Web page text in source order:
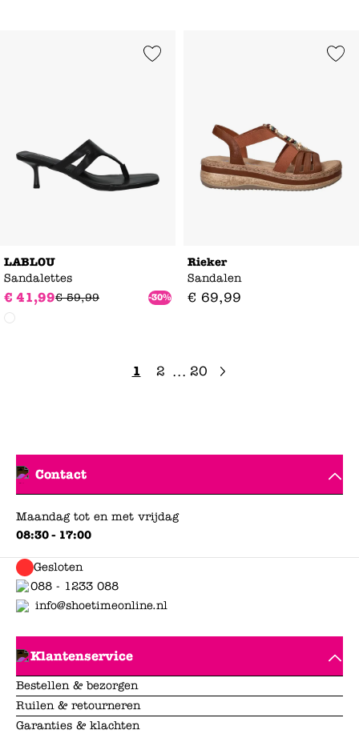
Add to Wishlist
LABLOU
Sandalettes
€ 41,99€ 59,99 -30%
Add to
Rieker
Sandalen
€ 69,99
1 2 ... 20
Contact
Maandag tot en met vrijdag
08:30 - 17:00
Gesloten
088 - 1233 088
info@shoetimeonline.nl
Klantenservice
Bestellen & bezorgen
Ruilen & retourneren
Garanties & klachten